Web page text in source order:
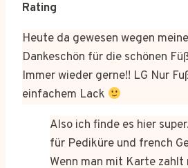
Rating
Heute da gewesen wegen
Dankeschön für die schönen
Immer wieder gerne!! LG Nur
einfachem Lack
Also ich finde es hier
für Pediküre und french
Wenn man mit Karte zahlt